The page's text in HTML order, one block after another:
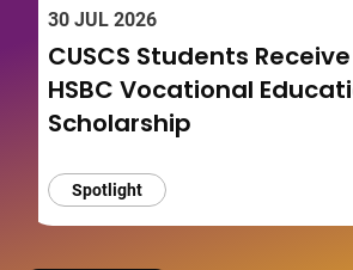
30 JUL 2026
CUSCS Students Receive
HSBC Vocational
Scholarship
Spotlight